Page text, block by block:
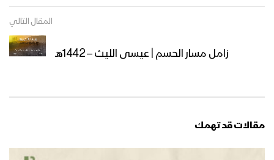
المقال التالي
زامل مسار الحسم | عيسى الليث – 1442هـ
مقالات قد تهمك